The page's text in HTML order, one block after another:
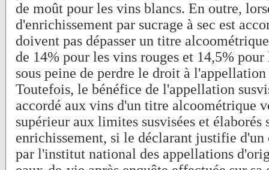
de moût pour les vins blancs. En outre,
d'enrichissement par sucrage à sec est
doivent pas dépasser un titre
de 14% pour les vins rouges et 14,5%
sous peine de perdre le droit à l'appellation
Toutefois, le bénéfice de l'appellation
accordé aux vins d'un titre alcoométrique
supérieur aux limites susvisées et élaborés
enrichissement, si le déclarant justifie
par l'institut national des appellations